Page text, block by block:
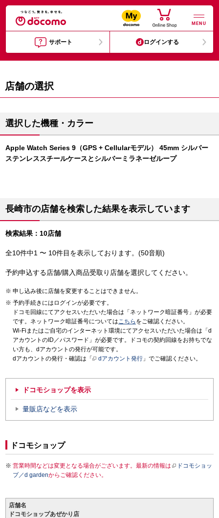
MENU
サポート ログインする
店舗の選択
選択した機種・カラー
Apple Watch Series 9（GPS + Cellularモデル） 45mm シルバー
ステンレススチールケースとシルバーミラネーゼループ
長崎市の店舗を検索した結果を表示しています
検索結果：10店舗
全10件中1 〜 10件目を表示しております。(50音順)
予約申込する店舗/購入商品受取り店舗を選択してください。
申し込み後に店舗を変更することはできません。
予約手続きにはログインが必要です。
ドコモ回線にてアクセスいただいた場合は「ネットワーク暗証番号」が必要
です。ネットワーク暗証番号についてはこちら をご確認ください。
Wi-Fiまたはご自宅のインターネット環境にてアクセスいただいた場合は「d
アカウントのID／パスワード」が必要です。ドコモの契約回線をお持ちでな
い方も、dアカウントの発行が可能です。
dアカウントの発行・確認は「
dアカウント発行 」でご確認ください。
ドコモショップを表示
量販店などを表示
ドコモショップ
営業時間などは変更となる場合がございます。最新の情報は
ドコモショッ
プ／d gardenからご確認ください。
店舗名
ドコモショップあぜかり店